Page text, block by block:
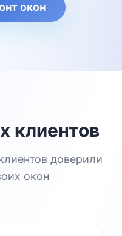
окон
клиентов
доверили
окон